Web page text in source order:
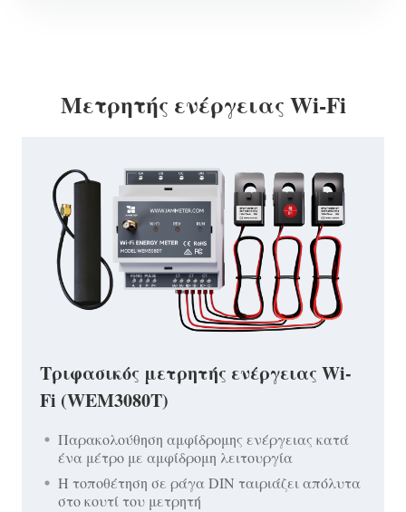
Μετρητής ενέργειας Wi-Fi
Τριφασικός μετρητής ενέργειας Wi-
Fi (WEM3080T)
Παρακολούθηση αμφίδρομης ενέργειας κατά
ένα μέτρο με αμφίδρομη λειτουργία
Η τοποθέτηση σε ράγα DIN ταιριάζει απόλυτα
στο κουτί του μετρητή